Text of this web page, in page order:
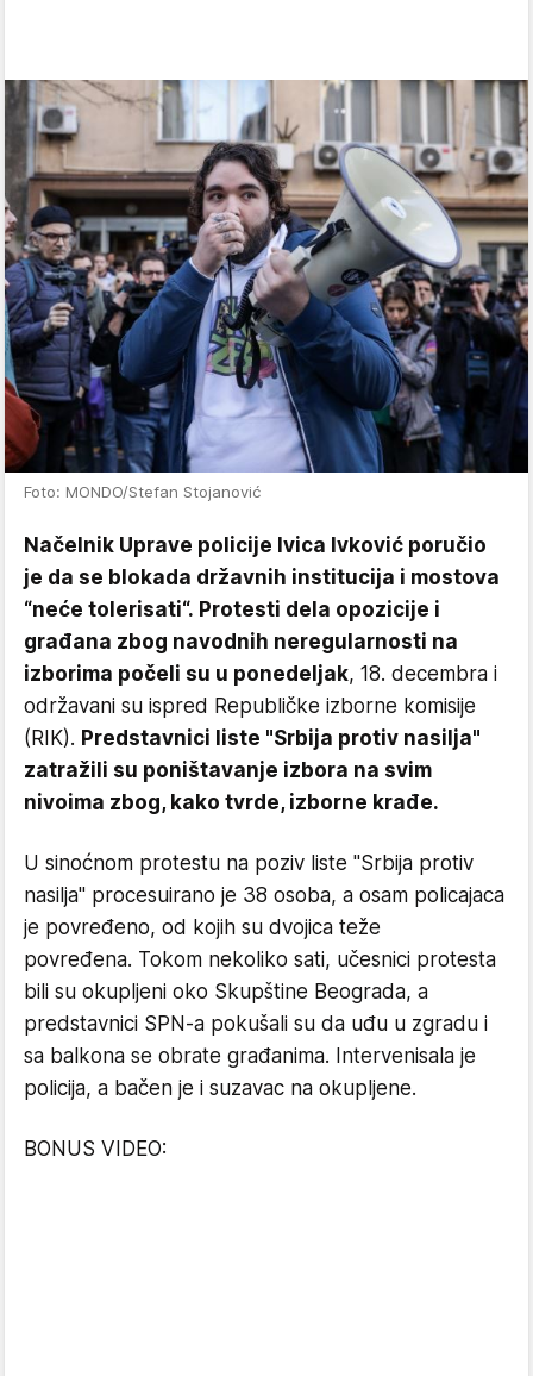
Foto: MONDO/Stefan Stojanović
Načelnik Uprave policije Ivica Ivković poručio
je da se blokada državnih institucija i mostova
“neće tolerisati“. Protesti dela opozicije i
građana zbog navodnih neregularnosti na
izborima počeli su u ponedeljak, 18. decembra i
održavani su ispred Republičke izborne komisije
(RIK). Predstavnici liste "Srbija protiv nasilja"
zatražili su poništavanje izbora na svim
nivoima zbog, kako tvrde, izborne krađe.
U sinoćnom protestu na poziv liste "Srbija protiv
nasilja" procesuirano je 38 osoba, a osam policajaca
je povređeno, od kojih su dvojica teže
povređena. Tokom nekoliko sati, učesnici protesta
bili su okupljeni oko Skupštine Beograda, a
predstavnici SPN-a pokušali su da uđu u zgradu i
sa balkona se obrate građanima. Intervenisala je
policija, a bačen je i suzavac na okupljene.
BONUS VIDEO: